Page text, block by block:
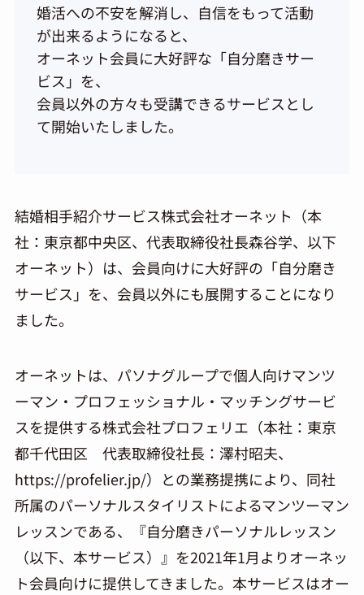
婚活への不安を解消し、自信をもって活動
が出来るようになると、
オーネット会員に大好評な「自分磨きサー
ビス」を、
会員以外の方々も受講できるサービスとし
て開始いたしました。
結婚相手紹介サービス株式会社オーネット（本
社：東京都中央区、代表取締役社長森谷学、以下
オーネット）は、会員向けに大好評の「自分磨き
サービス」を、会員以外にも展開することになり
ました。
オーネットは、パソナグループで個人向けマンツ
ーマン・プロフェッショナル・マッチングサービ
スを提供する株式会社プロフェリエ（本社：東京
都千代田区 代表取締役社長：澤村昭夫、
https://profelier.jp/）との業務提携により、同社
所属のパーソナルスタイリストによるマンツーマン
レッスンである、『自分磨きパーソナルレッスン
（以下、本サービス）』を2021年1月よりオーネッ
ト会員向けに提供してきました。本サービスはオー